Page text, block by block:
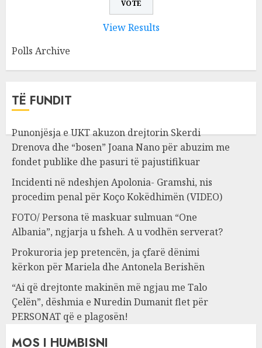
View Results
Polls Archive
TË FUNDIT
Punonjësja e UKT akuzon drejtorin Skerdi
Drenova dhe “bosen” Joana Nano për abuzim me
fondet publike dhe pasuri të pajustifikuar
Incidenti në ndeshjen Apolonia- Gramshi, nis
procedim penal për Koço Kokëdhimën (VIDEO)
FOTO/ Persona të maskuar sulmuan “One
Albania”, ngjarja u fsheh. A u vodhën serverat?
Prokuroria jep pretencën, ja çfarë dënimi
kërkon për Mariela dhe Antonela Berishën
“Ai që drejtonte makinën më ngjau me Talo
Çelën”, dëshmia e Nuredin Dumanit flet për
PERSONAT që e plagosën!
MOS I HUMBISNI